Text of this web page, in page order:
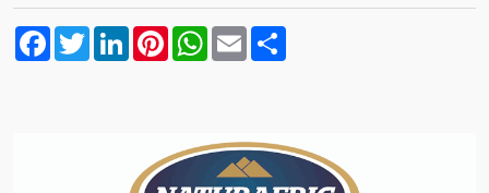
Facebook
TwitterLinkedInPinterestWhatsApp
Email